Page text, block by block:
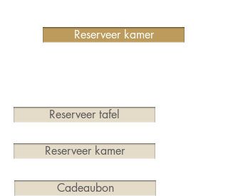
Reserveer kamer
Reserveer tafel
Reserveer kamer
Cadeaubon